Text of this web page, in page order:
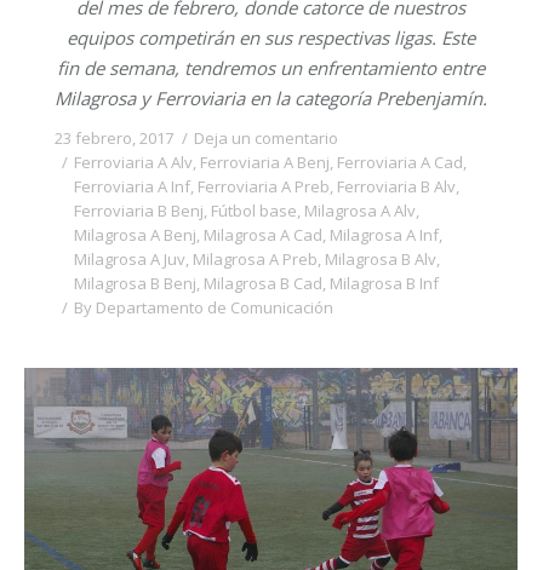
del mes de febrero, donde catorce de nuestros
equipos competirán en sus respectivas ligas. Este
fin de semana, tendremos un enfrentamiento entre
Milagrosa y Ferroviaria en la categoría Prebenjamín.
23 febrero, 2017
Deja un comentario
Ferroviaria A Alv, Ferroviaria A Benj, Ferroviaria A Cad,
Ferroviaria A Inf, Ferroviaria A Preb, Ferroviaria B Alv,
Ferroviaria B Benj, Fútbol base, Milagrosa A Alv,
Milagrosa A Benj, Milagrosa A Cad, Milagrosa A Inf,
Milagrosa A Juv, Milagrosa A Preb, Milagrosa B Alv,
Milagrosa B Benj, Milagrosa B Cad, Milagrosa B Inf
By Departamento de Comunicación